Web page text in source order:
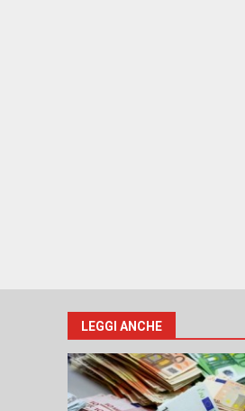
LEGGI ANCHE